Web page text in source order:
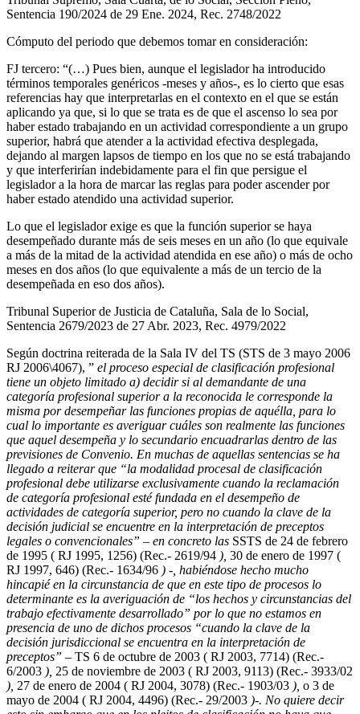
Sentencia 190/2024 de 29 Ene. 2024, Rec. 2748/2022
Cómputo del periodo que debemos tomar en consideración:
FJ tercero: “(…) Pues bien, aunque el legislador ha introducido
términos temporales genéricos -meses y años-, es lo cierto que esas
referencias hay que interpretarlas en el contexto en el que se están
aplicando ya que, si lo que se trata es de que el ascenso lo sea por
haber estado trabajando en un actividad correspondiente a un grupo
superior, habrá que atender a la actividad efectiva desplegada,
dejando al margen lapsos de tiempo en los que no se está trabajando
y que interferirían indebidamente para el fin que persigue el
legislador a la hora de marcar las reglas para poder ascender por
haber estado atendido una actividad superior.
Lo que el legislador exige es que la función superior se haya
desempeñado durante más de seis meses en un año (lo que equivale
a más de la mitad de la actividad atendida en ese año) o más de ocho
meses en dos años (lo que equivalente a más de un tercio de la
desempeñada en eso dos años).
Tribunal Superior de Justicia de Cataluña, Sala de lo Social,
Sentencia 2679/2023 de 27 Abr. 2023, Rec. 4979/2022
Según doctrina reiterada de la Sala IV del TS (STS de 3 mayo 2006
RJ 2006\4067), ” el proceso especial de clasificación profesional
tiene un objeto limitado a) decidir si al demandante de una
categoría profesional superior a la reconocida le corresponde la
misma por desempeñar las funciones propias de aquélla, para lo
cual lo importante es averiguar cuáles son realmente las funciones
que aquel desempeña y lo secundario encuadrarlas dentro de las
previsiones de Convenio. En muchas de aquellas sentencias se ha
llegado a reiterar que “la modalidad procesal de clasificación
profesional debe utilizarse exclusivamente cuando la reclamación
de categoría profesional esté fundada en el desempeño de
actividades de categoría superior, pero no cuando la clave de la
decisión judicial se encuentre en la interpretación de preceptos
legales o convencionales” – en concreto las SSTS de 24 de febrero
de 1995 ( RJ 1995, 1256) (Rec.- 2619/94 ), 30 de enero de 1997 (
RJ 1997, 646) (Rec.- 1634/96 ) -, habiéndose hecho mucho
hincapié en la circunstancia de que en este tipo de procesos lo
determinante es la averiguación de “los hechos y circunstancias del
trabajo efectivamente desarrollado” por lo que no estamos en
presencia de uno de dichos procesos “cuando la clave de la
decisión jurisdiccional se encuentra en la interpretación de
preceptos” – TS 6 de octubre de 2003 ( RJ 2003, 7714) (Rec.-
6/2003 ), 25 de noviembre de 2003 ( RJ 2003, 9113) (Rec.- 3933/02
), 27 de enero de 2004 ( RJ 2004, 3078) (Rec.- 1903/03 ), o 3 de
mayo de 2004 ( RJ 2004, 4496) (Rec.- 29/2003 )-. No quiere decir